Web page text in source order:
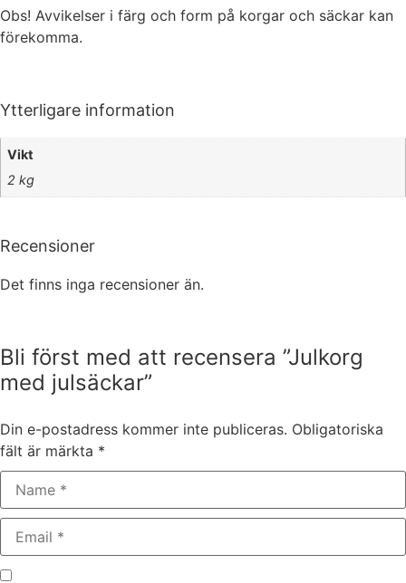
Obs! Avvikelser i färg och form på korgar och säckar kan
förekomma.
Ytterligare information
Vikt
2 kg
Recensioner
Det finns inga recensioner än.
Bli först med att recensera ”Julkorg
med julsäckar”
Din e-postadress kommer inte publiceras. Obligatoriska
fält är märkta *